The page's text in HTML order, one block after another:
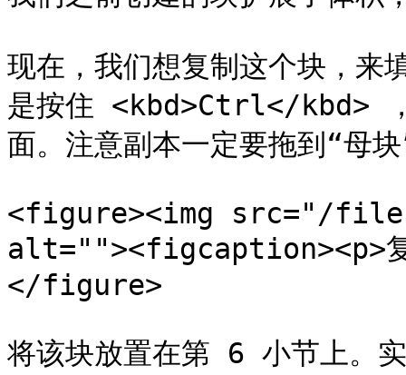
现在，我们想复制这个块，来
是按住 <kbd>Ctrl</kbd> ，
面。注意副本一定要拖到“母
<figure><img src="/files/
alt=""><figcaption><p>
</figure>
将该块放置在第 6 小节上。